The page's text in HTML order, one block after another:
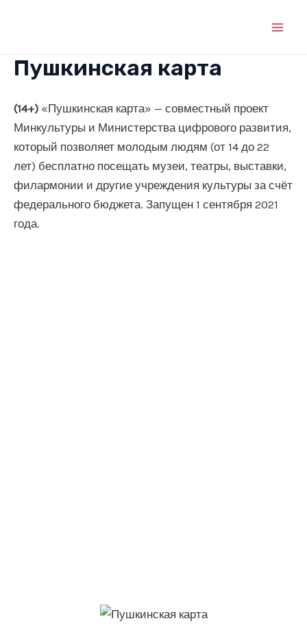
Пушкинская карта
(14+) «Пушкинская карта» — совместный проект
Минкультуры и Министерства цифрового развития,
который позволяет молодым людям (от 14 до 22
лет) бесплатно посещать музеи, театры, выставки,
филармонии и другие учреждения культуры за счёт
федерального бюджета. Запущен 1 сентября 2021
года.